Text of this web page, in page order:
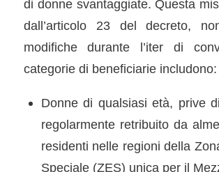
di donne svantaggiate. Questa
dall’articolo 23 del decreto,
modiﬁche durante l’iter di
categorie di beneﬁciarie includono:
Donne di qualsiasi età, prive
regolarmente retribuito da
residenti nelle regioni della
Speciale (ZES) unica per il